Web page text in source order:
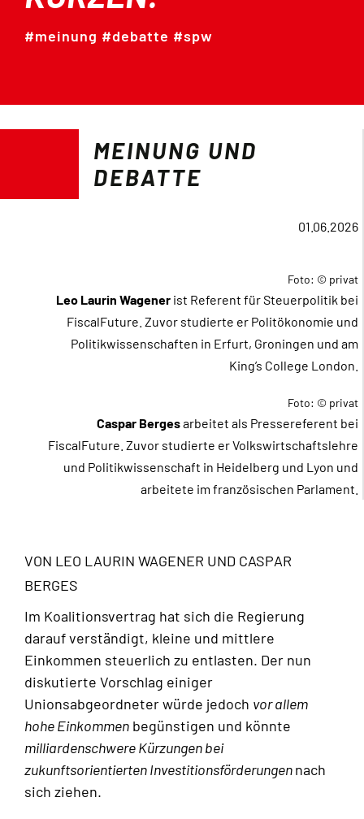
Mitmachen
#meinung #debatte #spw
MEINUNG UND
DEBATTE
01.06.2026
Foto: © privat
Leo Laurin Wagener ist Referent für Steuerpolitik bei
FiscalFuture. Zuvor studierte er Politökonomie und
Politikwissenschaften in Erfurt, Groningen und am
King’s College London.
Foto: © privat
Caspar Bergesarbeitet als Pressereferent bei
FiscalFuture. Zuvor studierte er Volkswirtschaftslehre
und Politikwissenschaft in Heidelberg und Lyon und
arbeitete im französischen Parlament.
VON LEO LAURIN WAGENER UND CASPAR
BERGES
Im Koalitionsvertrag hat sich die Regierung
darauf verständigt, kleine und mittlere
Einkommen steuerlich zu entlasten. Der nun
diskutierte Vorschlag einiger
Unionsabgeordneter würde jedoch vor allem
hohe Einkommenbegünstigen und könnte
milliardenschwere Kürzungen bei
zukunftsorientierten Investitionsförderungennach
sich ziehen.